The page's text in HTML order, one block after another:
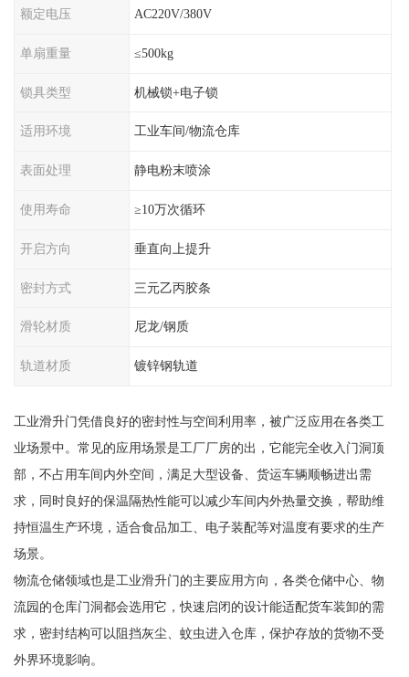
额定电压 AC220V/380V
单扇重量 ≤500kg
锁具类型 机械锁+电子锁
适用环境 工业车间/物流仓库
表面处理 静电粉末喷涂
使用寿命 ≥10万次循环
开启方向 垂直向上提升
密封方式 三元乙丙胶条
滑轮材质 尼龙/钢质
轨道材质 镀锌钢轨道
工业滑升门凭借良好的密封性与空间利用率，被广泛应用在各类工
业场景中。常见的应用场景是工厂厂房的出，它能完全收入门洞顶
部，不占用车间内外空间，满足大型设备、货运车辆顺畅进出需
求，同时良好的保温隔热性能可以减少车间内外热量交换，帮助维
持恒温生产环境，适合食品加工、电子装配等对温度有要求的生产
场景。
物流仓储领域也是工业滑升门的主要应用方向，各类仓储中心、物
流园的仓库门洞都会选用它，快速启闭的设计能适配货车装卸的需
求，密封结构可以阻挡灰尘、蚊虫进入仓库，保护存放的货物不受
外界环境影响。